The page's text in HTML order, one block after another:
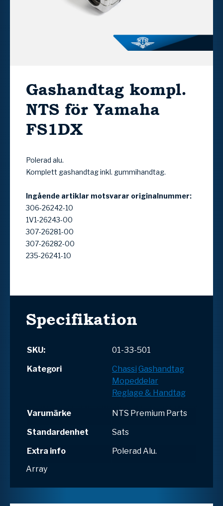
Gashandtag kompl.
NTS för Yamaha
FS1DX
Polerad alu.
Komplett gashandtag inkl. gummihandtag.
Ingående artiklar motsvarar originalnummer:
306-26242-10
1V1-26243-00
307-26281-00
307-26282-00
235-26241-10
Specifikation
SKU:
01-33-501
Kategori
Chassi Gashandtag
Mopeddelar
Reglage & Handtag
Varumärke
NTS Premium Parts
Standardenhet
Sats
Extra info
Polerad Alu.
Array